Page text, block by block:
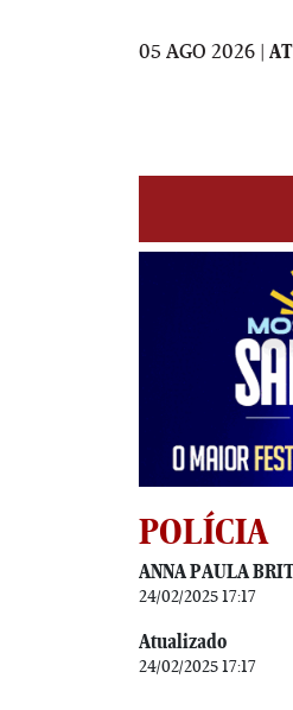
05 AGO 2026 |
POLÍCIA
ANNA PAULA
24/02/2025 17:17
Atualizado
24/02/2025 17:17